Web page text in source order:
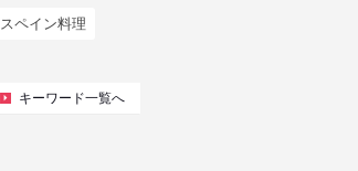
スペイン料理
キーワード一覧へ